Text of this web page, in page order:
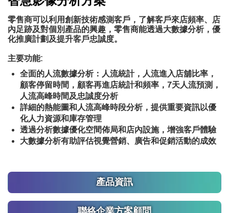
零售商可以利用創新技術感測客戶，了解客戶來店頻率、店
內足跡及對個別產品的興趣，零售商能透過大數據分析，優
化推廣計劃及提升客戶忠誠度。
主要功能:
全面的人流數據分析：人流統計，人流進入店舖比率，
顧客停留時間，顧客再進店統計和頻率，7天人流預測，
人流高峰時間及忠誠度分析
詳細的熱能圖和人流高峰時段分析，提供重要資訊以優
化人力資源和庫存管理
透過分析數據優化空間佈局和店內設施，增強客戶體驗
大數據分析有助評估視覺營銷、廣告和促銷活動的成效
產品資訊
聯絡企業方案顧問